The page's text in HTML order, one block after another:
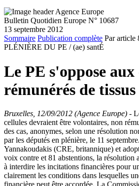
Bulletin Quotidien Europe N° 10687
13 septembre 2012
Sommaire Publication complète Par article
PLÉNIÈRE DU PE / (ae) santÉ
Le PE s'oppose aux
rémunérés de
Bruxelles, 12/09/2012 (Agence Europe) -
cellules devraient être volontaires, non
des cas, anonymes, selon une résolution
par les députés en plénière, le 11
Yannakoudakis (CRE, britannique) et
voix contre et 81 abstentions, la résolution
à interdire les incitations financières pour
clairement les conditions dans lesquelles
financière peut être accordée. La